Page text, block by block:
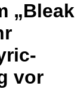
„Bleak
vor